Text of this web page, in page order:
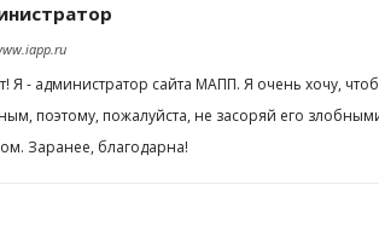
Я - администратор сайта МАПП. Я очень хочу,
поэтому, пожалуйста, не засоряй его
Заранее, благодарна!